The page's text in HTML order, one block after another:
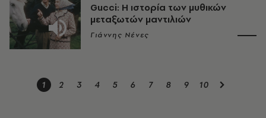
Gucci: Η ιστορία των μυθικών
μεταξωτών μαντιλιών
Γιάννης Νένες
1 2 3 4 5 6 7 8 9 10